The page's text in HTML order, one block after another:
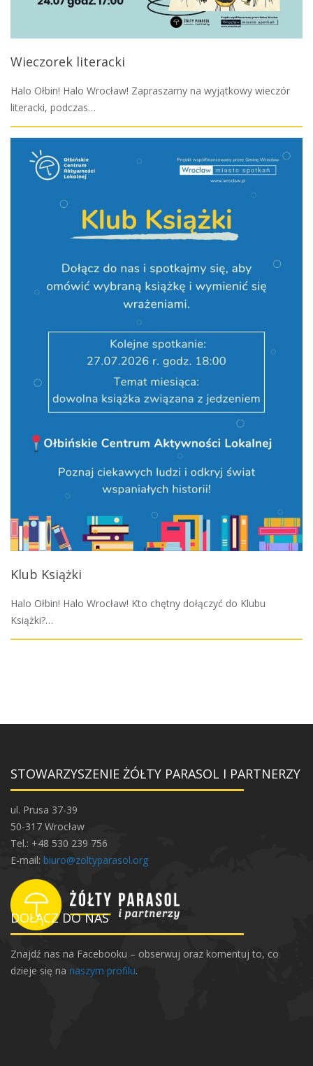
Wieczorek literacki
Halo Ołbin! Halo Wrocław! Zapraszamy na wyjątkowy wieczór
literacki, podczas…
Klub Książki
Halo Ołbin! Halo Wrocław! Kto chętny dołączyć do Klubu
Książki?…
STOWARZYSZENIE ŻÓŁTY PARASOL I PARTNERZY
ul. Prusa 37-39
50-317 Wrocław
Tel.: +48 530 239 756
E-mail: biuro@zoltyparasol.org
DOŁĄCZ DO NAS
Znajdź nas na Facebooku – obserwuj oraz komentuj to, co
dzieje się na naszym profilu.